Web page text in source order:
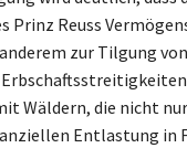
Prinz Reuss
zur Tilgung
Wäldern, die nicht
Entlastung in